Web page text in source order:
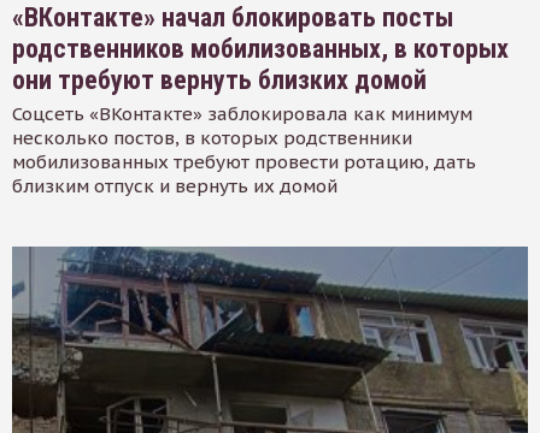
«ВКонтакте» начал блокировать посты
родственников мобилизованных, в которых
они требуют вернуть близких домой
Соцсеть «ВКонтакте» заблокировала как минимум
несколько постов, в которых родственники
мобилизованных требуют провести ротацию, дать
близким отпуск и вернуть их домой